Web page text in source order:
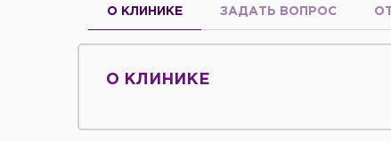
О КЛИНИКЕ ЗАДАТЬ ВОПРОС
О КЛИНИКЕ